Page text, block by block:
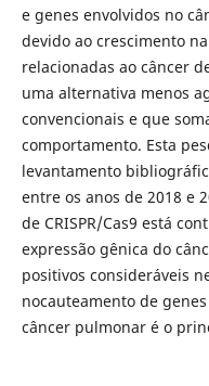
e genes envolvidos no
devido ao crescimento
relacionadas ao câncer
uma alternativa menos
convencionais e que
comportamento. Esta
levantamento
entre os anos de 2018 e
de CRISPR/Cas9 está
expressão gênica do
positivos consideráveis
nocauteamento de
câncer pulmonar é o